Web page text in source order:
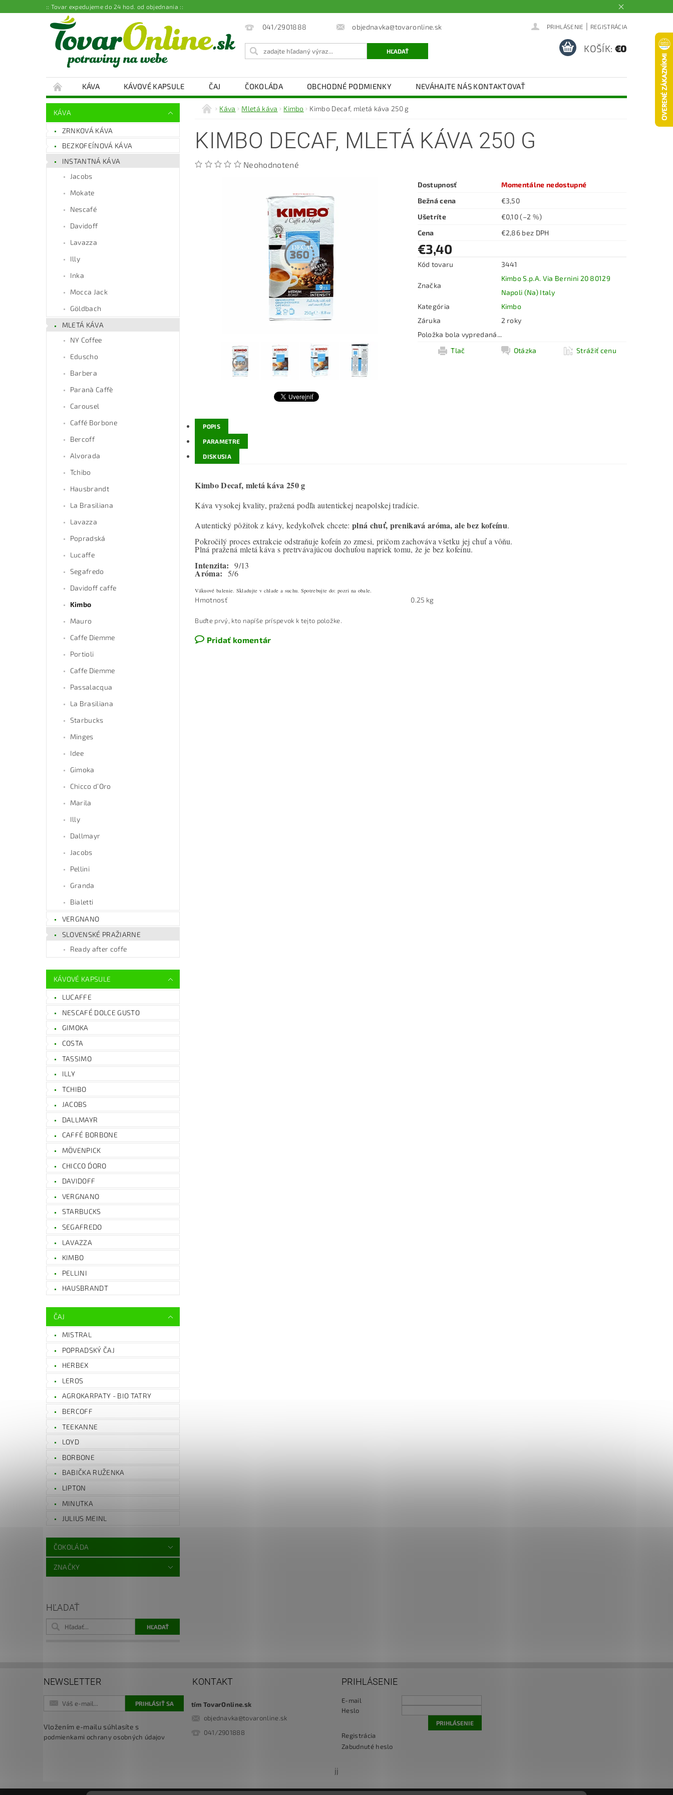
:: Tovar expedujeme do 24 hod. od objednania ::
041/2901888 objednavka@tovaronline.sk PRIHLÁSENIE | REGISTRÁCIA
KOŠÍK: €0
KÁVA KÁVOVÉ KAPSULE ČAJ ČOKOLÁDA OBCHODNÉ PODMIENKY NEVÁHAJTE NÁS KONTAKTOVAŤ
KÁVA
ZRNKOVÁ KÁVA
BEZKOFEÍNOVÁ KÁVA
INSTANTNÁ KÁVA
Jacobs
Mokate
Nescafé
Davidoff
Lavazza
Illy
Inka
Mocca Jack
Göldbach
MLETÁ KÁVA
NY Coffee
Eduscho
Barbera
Paranà Caffè
Carousel
Caffé Borbone
Bercoff
Alvorada
Tchibo
Hausbrandt
La Brasiliana
Lavazza
Popradská
Lucaffe
Segafredo
Davidoff caffe
Kimbo
Mauro
Caffe Diemme
Portioli
Caffe Diemme
Passalacqua
La Brasiliana
Starbucks
Minges
Idee
Gimoka
Chicco d’Oro
Marila
Illy
Dallmayr
Jacobs
Pellini
Granda
Bialetti
VERGNANO
SLOVENSKÉ PRAŽIARNE
Ready after coffe
KÁVOVÉ KAPSULE
LUCAFFE
NESCAFÉ DOLCE GUSTO
GIMOKA
COSTA
TASSIMO
ILLY
TCHIBO
JACOBS
DALLMAYR
CAFFÉ BORBONE
MÖVENPICK
CHICCO D´ORO
DAVIDOFF
VERGNANO
STARBUCKS
SEGAFREDO
LAVAZZA
KIMBO
PELLINI
HAUSBRANDT
ČAJ
MISTRAL
POPRADSKÝ ČAJ
HERBEX
LEROS
AGROKARPATY - BIO TATRY
BERCOFF
TEEKANNE
LOYD
BORBONE
BABIČKA RUŽENKA
LIPTON
MINUTKA
JULIUS MEINL
ČOKOLÁDA
ZNAČKY
HĽADAŤ
Káva Mletá káva Kimbo Kimbo Decaf, mletá káva 250 g
KIMBO DECAF, MLETÁ KÁVA 250 G
Neohodnotené
Dostupnosť
Momentálne nedostupné
Bežná cena
€3,50
Ušetríte
€0,10(–2 %)
Cena
€2,86 bez DPH
€3,40
Kód tovaru 3441
Značka
Kimbo S.p.A. Via Bernini 20 80129
Napoli (Na) Italy
Kategória
Kimbo
Záruka
2 roky
Položka bola vypredaná...
Tlač
Otázka Strážiť cenu
POPIS
PARAMETRE
DISKUSIA
Kimbo Decaf, mletá káva 250 g
Káva vysokej kvality, pražená podľa autentickej neapolskej tradície.
Autentický pôžitok z kávy, kedykoľvek chcete:plná chuť, prenikavá aróma, ale bez kofeínu.
Pokročilý proces extrakcie odstraňuje kofeín zo zmesi, pričom zachováva všetku jej chuť a vôňu.
Plná pražená mletá káva s pretrvávajúcou dochuťou napriek tomu, že je bez kofeínu.
Intenzita: 9/13
Aróma: 5/6
Vákuové balenie. Skladujte v chlade a suchu. Spotrebujte do: pozri na obale.
Hmotnosť 0.25 kg
Buďte prvý, kto napíše príspevok k tejto položke.
Pridať komentár
NEWSLETTER
Vložením e-mailu súhlasíte s
podmienkami ochrany osobných údajov
KONTAKT
tím TovarOnline.sk
objednavka@tovaronline.sk
041/2901888
PRIHLÁSENIE
E-mail
Heslo
Registrácia
Zabudnuté heslo
jj